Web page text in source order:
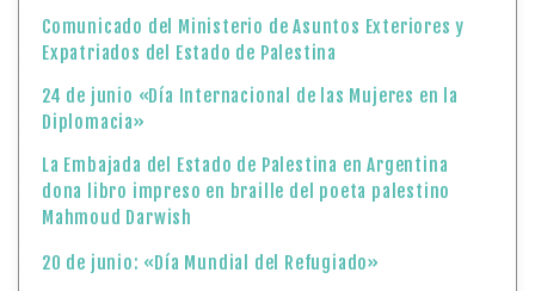
Comunicado del Ministerio de Asuntos Exteriores y
Expatriados del Estado de Palestina
24 de junio «Día Internacional de las Mujeres en la
Diplomacia»
La Embajada del Estado de Palestina en Argentina
dona libro impreso en braille del poeta palestino
Mahmoud Darwish
20 de junio: «Día Mundial del Refugiado»